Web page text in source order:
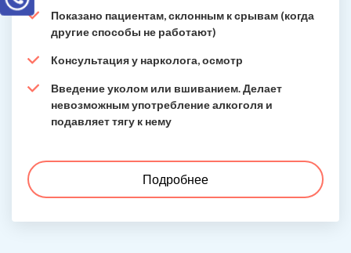
Показано пациентам, склонным к срывам (когда
другие способы не работают)
Консультация у нарколога, осмотр
Введение уколом или вшиванием. Делает
невозможным употребление алкоголя и
подавляет тягу к нему
Подробнее